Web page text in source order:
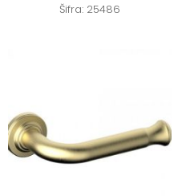
Šifra: 25486